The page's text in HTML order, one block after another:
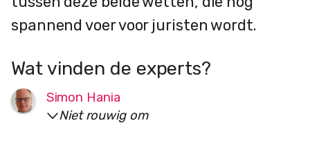
spannend voer voor juristen wordt.
Wat vinden de experts?
Simon Hania
Niet rouwig om